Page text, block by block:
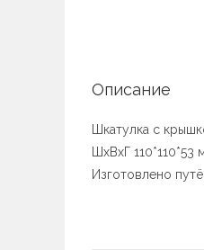
Описание
Шкатулка с
ШхВхГ
Изготовлено